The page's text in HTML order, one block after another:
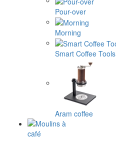
Pour-over
Morning
Smart Coffee Tools
Aram coffee